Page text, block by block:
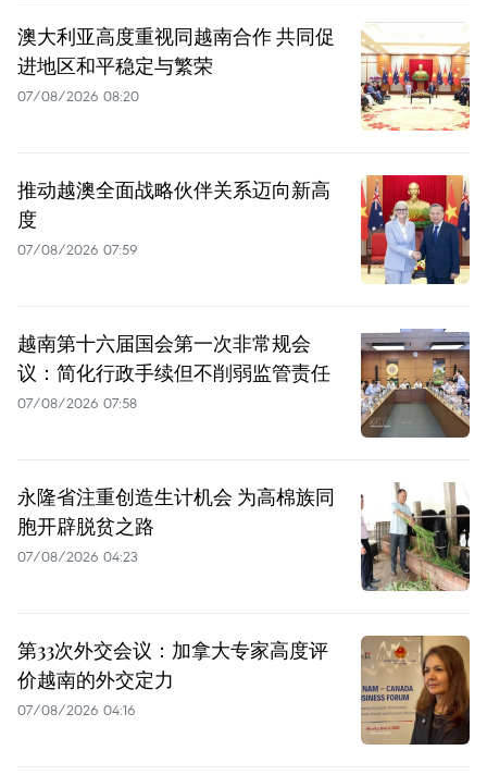
澳大利亚高度重视同越南合作 共同促
进地区和平稳定与繁荣
07/08/2026 08:20
推动越澳全面战略伙伴关系迈向新高
度
07/08/2026 07:59
越南第十六届国会第一次非常规会
议：简化行政手续但不削弱监管责任
07/08/2026 07:58
永隆省注重创造生计机会 为高棉族同
胞开辟脱贫之路
07/08/2026 04:23
第33次外交会议：加拿大专家高度评
价越南的外交定力
07/08/2026 04:16